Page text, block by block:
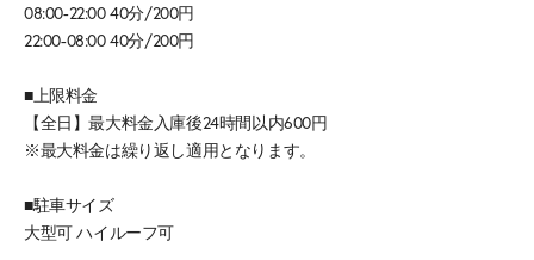
08:00-22:00 40分/200円
22:00-08:00 40分/200円
■上限料金
【全日】最大料金入庫後24時間以内600円
※最大料金は繰り返し適用となります。
■駐車サイズ
大型可 ハイルーフ可